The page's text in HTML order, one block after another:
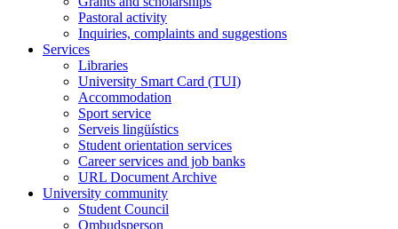
Pastoral activity
Inquiries, complaints and suggestions
Services
Libraries
University Smart Card (TUI)
Accommodation
Sport service
Serveis lingüístics
Student orientation services
Career services and job banks
URL Document Archive
University community
Student Council
Ombudsperson